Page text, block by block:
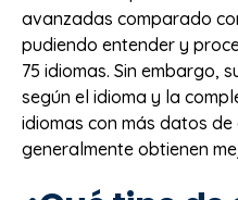
avanzadas comparado
pudiendo entender y
75 idiomas. Sin embargo,
según el idioma y la
idiomas con más datos
generalmente obtienen